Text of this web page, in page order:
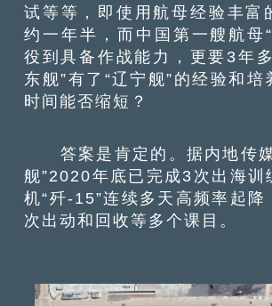
试等等，即使用航母经验丰富
约一年半，而中国第一艘航母
役到具备作战能力，更要3年
东舰”有了“辽宁舰”的经验和培
时间能否缩短？
答案是肯定的。据内地传媒
舰”2020年底已完成3次出海训
机“歼-15”连续多天高频率起降
次出动和回收等多个课目。